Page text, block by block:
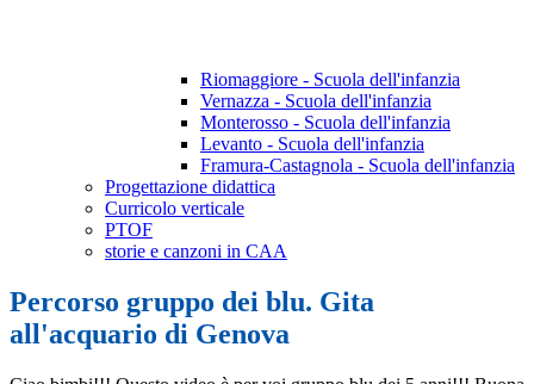
Riomaggiore - Scuola dell'infanzia
Vernazza - Scuola dell'infanzia
Monterosso - Scuola dell'infanzia
Levanto - Scuola dell'infanzia
Framura-Castagnola - Scuola dell'infanzia
Progettazione didattica
Curricolo verticale
PTOF
storie e canzoni in CAA
Percorso gruppo dei blu. Gita
all'acquario di Genova